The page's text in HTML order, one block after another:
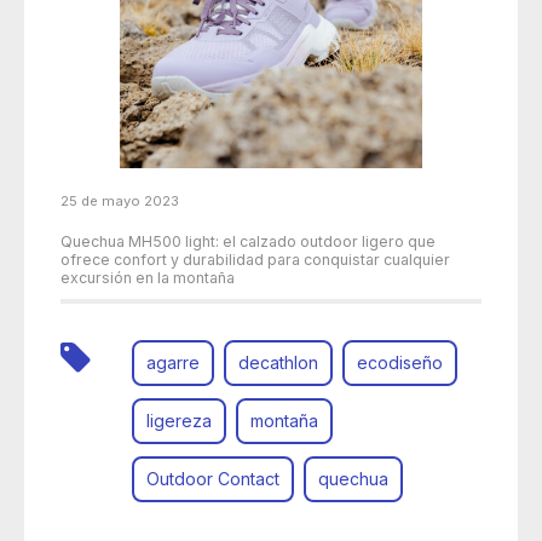
25 de mayo 2023
Quechua MH500 light: el calzado outdoor ligero que
ofrece confort y durabilidad para conquistar cualquier
excursión en la montaña
agarre decathlon ecodiseño
ligereza montaña
Outdoor Contact quechua